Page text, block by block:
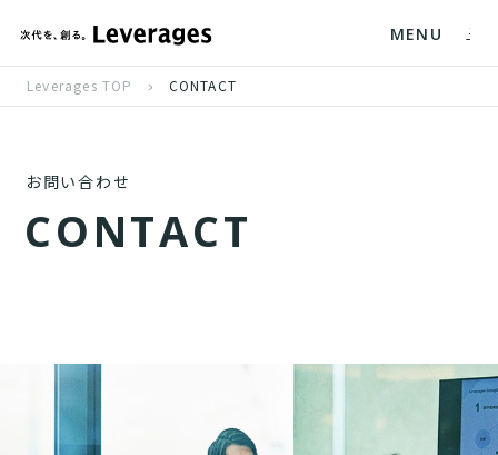
MENU
Leverages TOP CONTACT
お問い合わせ
CONTACT